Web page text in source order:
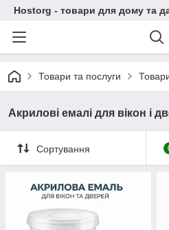
Hostorg - товари для дому та
Товари та послуги
Акрилові емалі для вікон і
Сортування